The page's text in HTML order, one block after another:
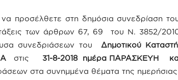
να προσέλθετε στη δημόσια συνεδρίαση
των άρθρων 67, 69 του Ν. 3852/
συνεδριάσεων του Δημοτικού
στις 31-8-2018 ημέρα ΠΑΡΑΣΚΕΥΗ
στα συνημμένα θέματα της ημερήσιας